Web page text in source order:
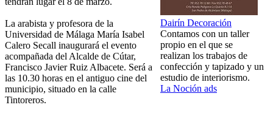
Dairín Decoración
Contamos con un taller
propio en el que se
realizan los trabajos de
confección y tapizado y un
estudio de interiorismo.
La Noción ads
La arabista y profesora de la
Universidad de Málaga María Isabel
Calero Secall inaugurará el evento
acompañada del Alcalde de Cútar,
Francisco Javier Ruiz Albacete. Será a
las 10.30 horas en el antiguo cine del
municipio, situado en la calle
Tintoreros.